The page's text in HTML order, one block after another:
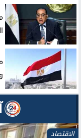
الاقتصاد